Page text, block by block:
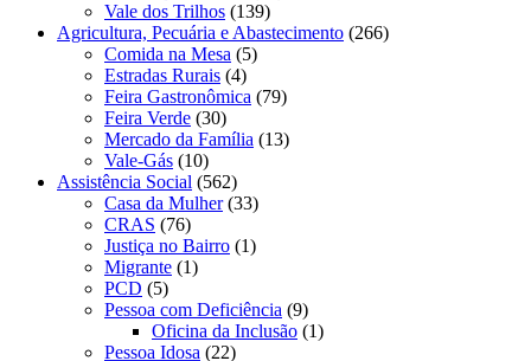
Vale dos Trilhos (139)
Agricultura, Pecuária e Abastecimento (266)
Comida na Mesa (5)
Estradas Rurais (4)
Feira Gastronômica (79)
Feira Verde (30)
Mercado da Família (13)
Vale-Gás (10)
Assistência Social (562)
Casa da Mulher(33)
CRAS (76)
Justiça no Bairro (1)
Migrante (1)
PCD (5)
Pessoa com Deficiência (9)
Oficina da Inclusão (1)
Pessoa Idosa (22)